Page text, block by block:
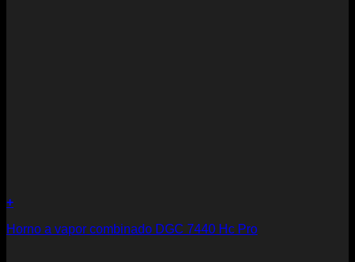
+
Horno a vapor combinado DGC 7440 Hc Pro